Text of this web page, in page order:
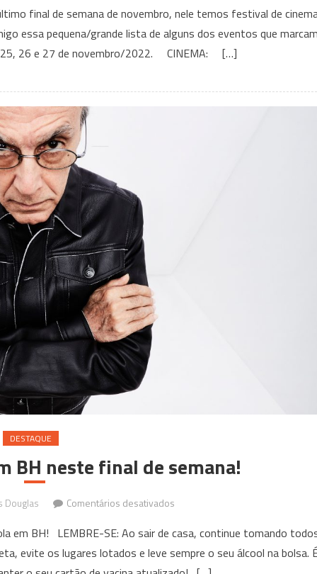
que
acontecem
em
e
final de semana de novembro, nele temos festival de
essa pequena/grande lista de alguns dos eventos que
25, 26 e 27 de novembro/2022. CINEMA: […]
DESTAQUE
BH neste final de semana!
Douglas Comentários desativados
o
que
em BH! LEMBRE-SE: Ao sair de casa, continue tomando
evite os lugares lotados e leve sempre o seu álcool na bolsa.